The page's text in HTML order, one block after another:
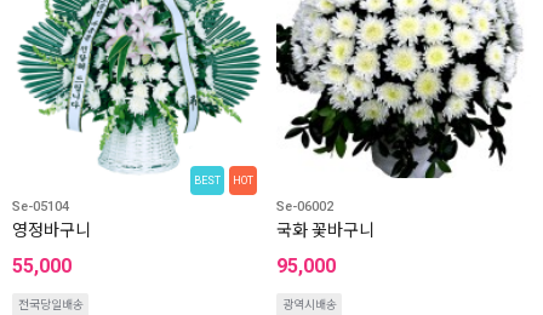
BEST HOT
Se-05104
영정바구니
55,000
전국당일배송
Se-06002
국화 꽃바구니
95,000
광역시배송